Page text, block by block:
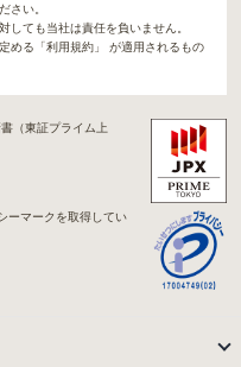
さい。
しても当社は責任を負いません。
める「利用規約」 が適用されるもの
（東証プライム上
ーマークを取得してい